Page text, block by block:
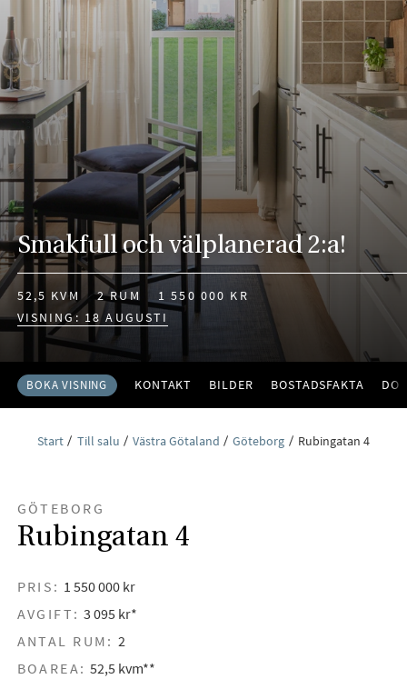
Smakfull och välplanerad 2:a!
52,5 KVM 2 RUM
1 550 000 KR
VISNING: 18 AUGUSTI
BOKA VISNING KONTAKT BILDER BOSTADSFAKTA
Start Till salu Västra Götaland Göteborg Rubingatan 4
GÖTEBORG
Rubingatan 4
PRIS: 1 550 000 kr
AVGIFT: 3 095 kr*
ANTAL RUM: 2
BOAREA: 52,5 kvm**